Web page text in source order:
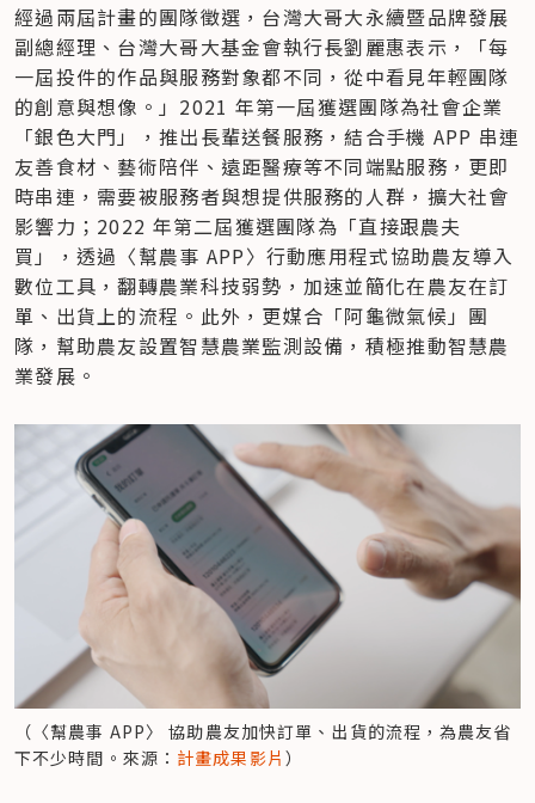
經過兩屆計畫的團隊徵選，台灣大哥大永續暨品牌發展
副總經理、台灣大哥大基金會執行長劉麗惠表示，「每
一屆投件的作品與服務對象都不同，從中看見年輕團隊
的創意與想像。」2021 年第一屆獲選團隊為社會企業
「銀色大門」，推出長輩送餐服務，結合手機 APP 串連
友善食材、藝術陪伴、遠距醫療等不同端點服務，更即
時串連，需要被服務者與想提供服務的人群，擴大社會
影響力；2022 年第二屆獲選團隊為「直接跟農夫
買」，透過〈幫農事 APP〉行動應用程式協助農友導入
數位工具，翻轉農業科技弱勢，加速並簡化在農友在訂
單、出貨上的流程。此外，更媒合「阿龜微氣候」團
隊，幫助農友設置智慧農業監測設備，積極推動智慧農
業發展。
（〈幫農事 APP〉 協助農友加快訂單、出貨的流程，為農友省
下不少時間。來源： 計畫成果影片 ）